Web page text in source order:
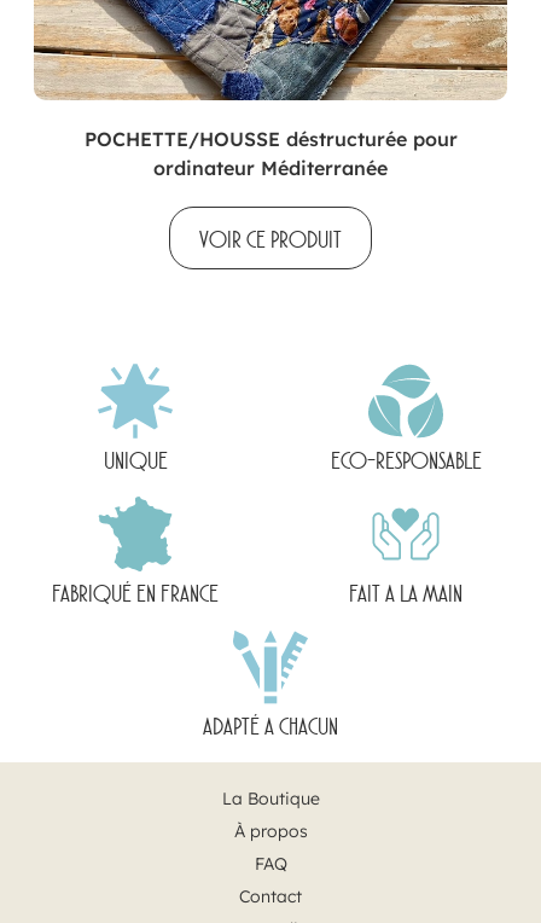
POCHETTE/HOUSSE déstructurée pour
ordinateur Méditerranée
VOIR CE PRODUIT
UNIQUE ECO-RESPONSABLE
FABRIQUÉ EN FRANCE FAIT A LA MAIN
ADAPTÉ A CHACUN
La Boutique
À propos
FAQ
Contact